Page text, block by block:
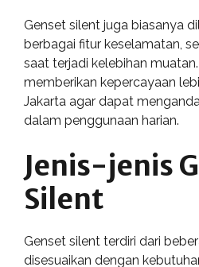
Genset silent juga biasanya
berbagai fitur keselamatan,
saat terjadi kelebihan
memberikan kepercayaan
Jakarta agar dapat
dalam penggunaan harian.
Jenis-jenis
Silent
Genset silent terdiri dari
disesuaikan dengan